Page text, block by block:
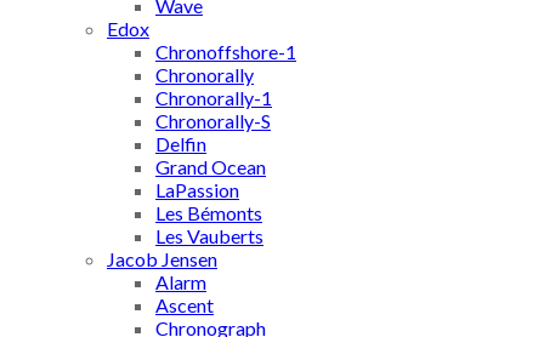
Wave
Edox
Chronoffshore-1
Chronorally
Chronorally-1
Chronorally-S
Delfin
Grand Ocean
LaPassion
Les Bémonts
Les Vauberts
Jacob Jensen
Alarm
Ascent
Chronograph